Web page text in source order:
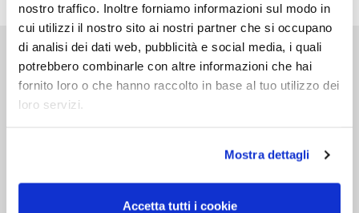
nostro traffico. Inoltre forniamo informazioni sul modo in
cui utilizzi il nostro sito ai nostri partner che si occupano
di analisi dei dati web, pubblicità e social media, i quali
potrebbero combinarle con altre informazioni che hai
fornito loro o che hanno raccolto in base al tuo utilizzo dei
loro servizi.
Mostra dettagli
Accetta tutti i cookie
Prodotti Correlati